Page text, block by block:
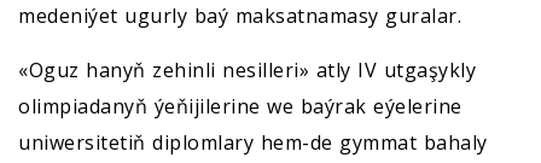
medeniýet ugurly baý maksatnamasy guralar.
«Oguz hanyň zehinli nesilleri» atly IV utgaşykly
olimpiadanyň ýeňijilerine we baýrak eýelerine
uniwersitetiň diplomlary hem-de gymmat bahaly